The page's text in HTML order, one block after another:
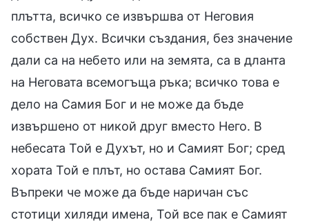
плътта, всичко се извършва от Неговия
собствен Дух. Всички създания, без значение
дали са на небето или на земята, са в дланта
на Неговата всемогъща ръка; всичко това е
дело на Самия Бог и не може да бъде
извършено от никой друг вместо Него. В
небесата Той е Духът, но и Самият Бог; сред
хората Той е плът, но остава Самият Бог.
Въпреки че може да бъде наричан със
стотици хиляди имена, Той все пак е Самият